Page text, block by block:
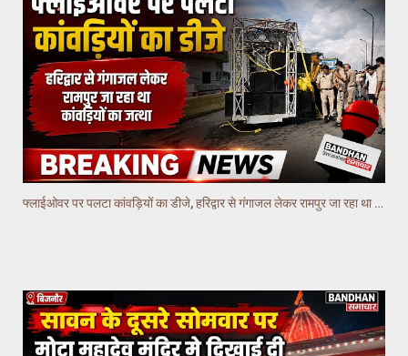
फ्लाईओवर पर पलटा कांवड़ियों का डीजे, हरिद्वार से गंगाजल लेकर रामपुर जा रहा था कांवड़ियों का जत्था ||